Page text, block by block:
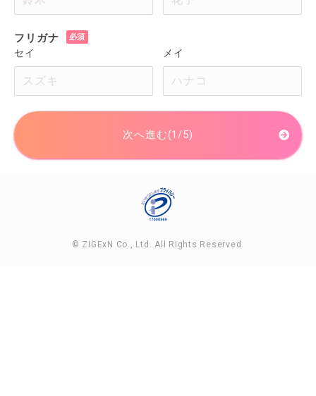
フリガナ
セイ メイ
次へ進む(1/5)
© ZIGExN Co., Ltd. All Rights Reserved.